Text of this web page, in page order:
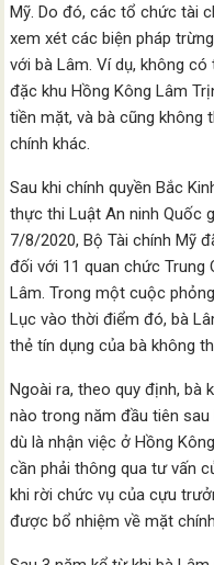
Mỹ. Do đó, các tổ chức tài
xem xét các biện pháp
với bà Lâm. Ví dụ, không
đặc khu Hồng Kông Lâm
tiền mặt, và bà cũng không
chính khác.
Sau khi chính quyền Bắc
thực thi Luật An ninh Quốc
7/8/2020, Bộ Tài chính Mỹ
đối với 11 quan chức Trung
Lâm. Trong một cuộc
Lục vào thời điểm đó, bà
thẻ tín dụng của bà không
Ngoài ra, theo quy định, bà
nào trong năm đầu tiên
dù là nhận việc ở Hồng
cần phải thông qua tư vấn
khi rời chức vụ của cựu
được bổ nhiệm về mặt